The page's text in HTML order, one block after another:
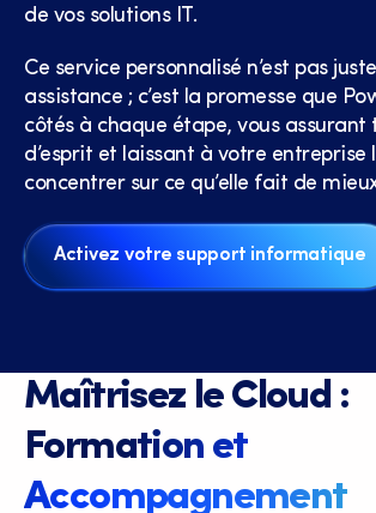
de vos solutions IT.
Ce service personnalisé n’est pas
assistance ; c’est la promesse que
côtés à chaque étape, vous
d’esprit et laissant à votre entreprise
concentrer sur ce qu’elle fait de
Activez votre support informatique
Maîtrisez le Cloud :
Formation et
Accompagnement